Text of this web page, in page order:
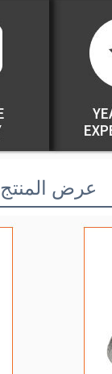
عرض المنتج